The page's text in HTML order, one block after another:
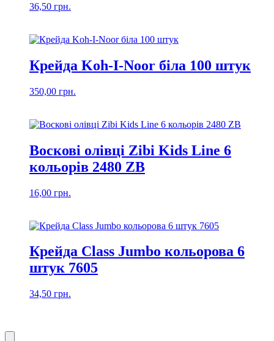
36,50 грн.
Крейда Koh-I-Noor біла 100 штук
350,00 грн.
Воскові олівці Zibi Kids Line 6
кольорів 2480 ZB
16,00 грн.
Крейда Class Jumbo кольорова 6
штук 7605
34,50 грн.